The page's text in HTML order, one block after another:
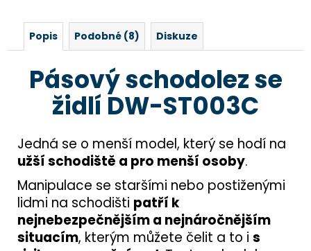
Popis Podobné (8) Diskuze
Pásový schodolez se
židlí DW-ST003C
Jedná se o menší model, který se hodí na
užší schodiště a pro menší osoby.
Manipulace se staršími nebo postiženými
lidmi na schodišti patří k
nejnebezpečnějším a nejnáročnějším
situacím, kterým můžete čelit a to i s